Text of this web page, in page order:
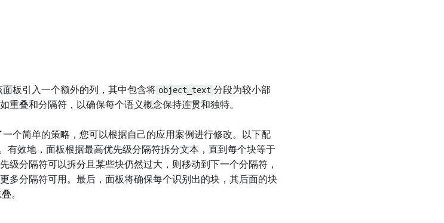
面板引入一个额外的列，其中包含将 object_text 分段为较小部
重叠和分隔符，以确保每个语义概念保持连贯和独特。
一个简单的策略，您可以根据自己的应用案例进行修改。以下配
有效地，面板根据最高优先级分隔符拆分文本，直到每个块等于
级分隔符可以拆分且某些块仍然过大，则移动到下一个分隔符，
多分隔符可用。最后，面板将确保每个识别出的块，其后面的块
。